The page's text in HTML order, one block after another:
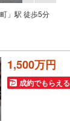
」駅 徒歩5分
1,500万円
成約でもらえる